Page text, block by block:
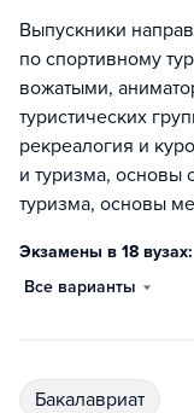
Выпускники
по спортивному
вожатыми,
туристических
рекреалогия и
и туризма, основы
туризма, основы
Экзамены в 18 вузах:
Все варианты
бакалавриат